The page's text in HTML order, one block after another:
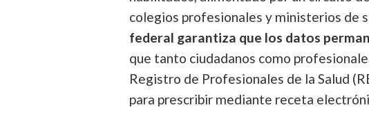
colegios profesionales y ministerios de
federal garantiza que los datos
que tanto ciudadanos como
Registro de Profesionales de la Salud
para prescribir mediante receta